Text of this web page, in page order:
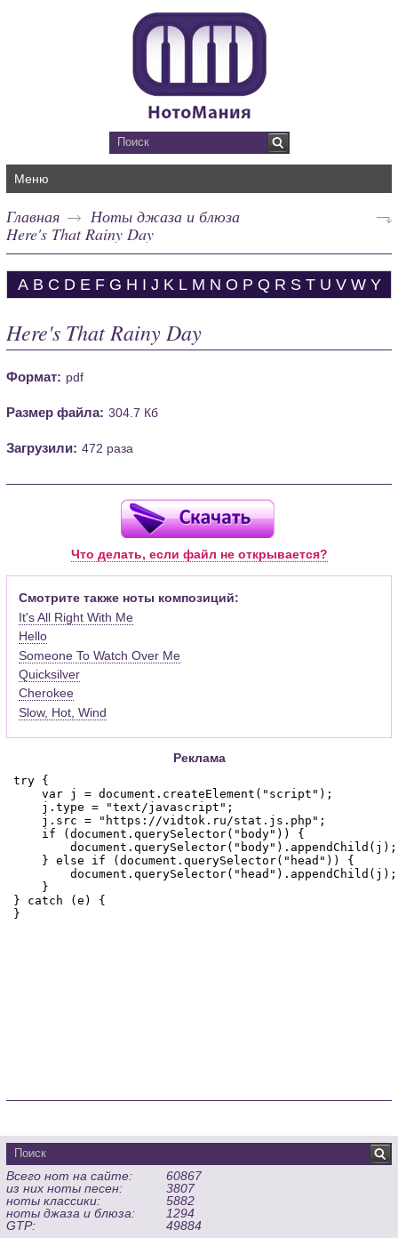
Меню
Главная
Ноты джаза и блюза
Here's That Rainy Day
A B C D E F G H I J K L M N O P Q R S T U V W Y
Here's That Rainy Day
Формат: pdf
Размер файла: 304.7 Кб
Загрузили: 472 раза
Что делать, если файл не открывается?
Смотрите также ноты композиций:
It's All Right With Me
Hello
Someone To Watch Over Me
Quicksilver
Cherokee
Slow, Hot, Wind
Реклама
Всего нот на сайте:
60867
из них ноты песен:
3807
ноты классики:
5882
ноты джаза и блюза:
1294
GTP:
49884